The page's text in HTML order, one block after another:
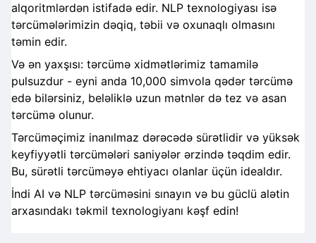
alqoritmlərdən istifadə edir. NLP texnologiyası isə
tərcümələrimizin dəqiq, təbii və oxunaqlı olmasını
təmin edir.
Və ən yaxşısı: tərcümə xidmətlərimiz tamamilə
pulsuzdur - eyni anda 10,000 simvola qədər tərcümə
edə bilərsiniz, beləliklə uzun mətnlər də tez və asan
tərcümə olunur.
Tərcüməçimiz inanılmaz dərəcədə sürətlidir və yüksək
keyfiyyətli tərcümələri saniyələr ərzində təqdim edir.
Bu, sürətli tərcüməyə ehtiyacı olanlar üçün idealdır.
İndi AI və NLP tərcüməsini sınayın və bu güclü alətin
arxasındakı təkmil texnologiyanı kəşf edin!